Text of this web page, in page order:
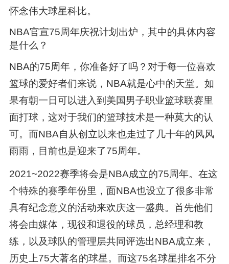
怀念伟大球星科比。
NBA官宣75周年庆祝计划出炉，其中的具体内容
是什么？
NBA的75周年，你准备好了吗？对于每一位喜欢
篮球的爱好者们来说，NBA就是心中的天堂。如
果有朝一日可以进入到美国男子职业篮球联赛里
面打球，这对于我们的篮球技术是一种莫大的认
可。而NBA自从创立以来也走过了几十年的风风
雨雨，目前也是迎来了75周年。
2021~2022赛季将会是NBA成立的75周年。在这
个特殊的赛季年份里，面NBA也设立了很多非常
具有纪念意义的活动来欢庆这一盛典。首先他们
将会由媒体，现役和退役的球员，总经理和教
练，以及球队的管理层共同评选出NBA成立来，
历史上75大著名的球星。而这75名球星排名不分